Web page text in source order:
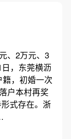
、2万元、3
，东莞横沥
，初婚一次
户本村再奖
式存在。浙